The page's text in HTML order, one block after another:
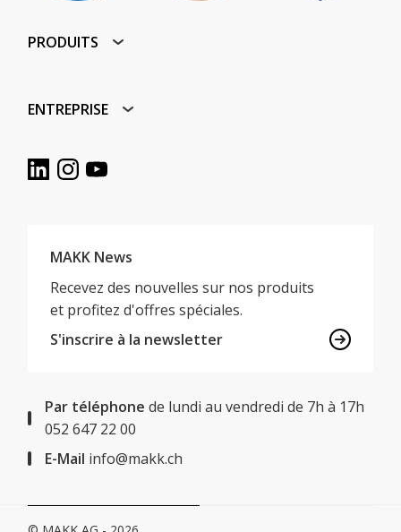
PRODUITS
ENTREPRISE
MAKK News
Recevez des nouvelles sur nos produits
et profitez d'offres spéciales.
S'inscrire à la newsletter
Par téléphone de lundi au vendredi de 7h à 17h
052 647 22 00
E-Mail info@makk.ch